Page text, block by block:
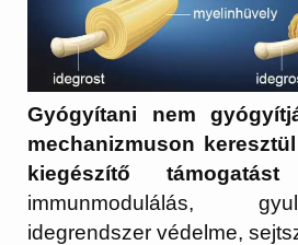
Gyógyítani nem
mechanizmuson
kiegészítő támogatást
immunmodulálás,
idegrendszer védelme,